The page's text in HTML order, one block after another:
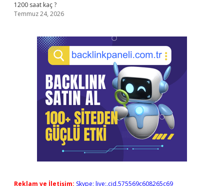
1200 saat kaç ?
Temmuz 24, 2026
Reklam ve İletişim: Skype: live:.cid.575569c608265c69